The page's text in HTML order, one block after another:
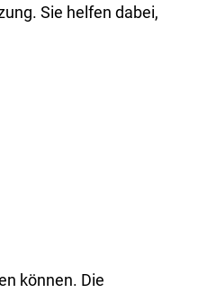
Sie helfen dabei,
können. Die